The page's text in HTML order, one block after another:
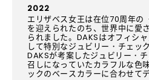
2022
エリザベス女王は在位70周年の
を迎えられたのち、世界中に愛
られました。DAKSはオフィシ
して特別なジュビリー・チェッ
DAKSが考案したジュビリー・
召しになっていたカラフルな色
ックのベースカラーに合わせて